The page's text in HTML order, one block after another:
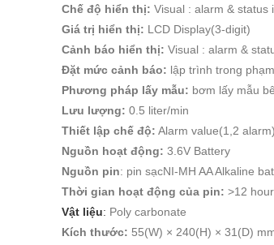
Chế độ hiển thị: Visual : alarm & status
Giá trị hiển thị: LCD Display(3-digit)
Cảnh báo hiển thị: Visual : alarm &
Đặt mức cảnh báo: lập trình trong
Phương pháp lấy mẫu: bơm lấy mẫu
Lưu lượng: 0.5 liter/min
Thiết lập chế độ: Alarm value(1,2
Nguồn hoạt động: 3.6V Battery
Nguồn pin: pin sạcNI-MH AA Alkaline
Thời gian hoạt động của pin: >12
Vật liệu: Poly carbonate
Kích thước: 55(W) × 240(H) × 31(D)